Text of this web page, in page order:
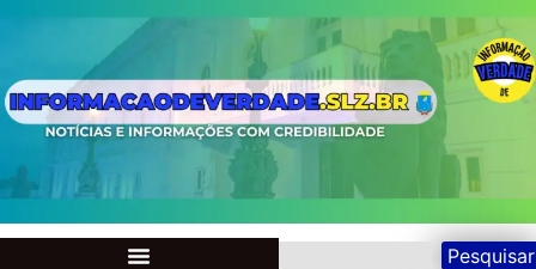
Pesquisar